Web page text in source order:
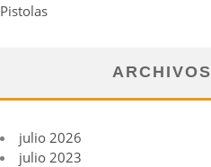
Pistolas
ARCHIVOS
julio 2026
julio 2023